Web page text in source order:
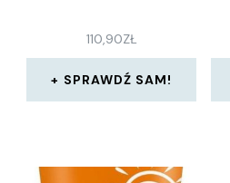
110,90ZŁ
SPRAWDŹ SAM!